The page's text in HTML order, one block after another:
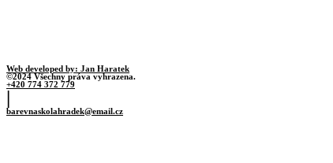
Web developed by: Jan Haratek
©2024 Všechny práva vyhrazena.
+420 774 372 779
|
barevnaskolahradek@email.cz